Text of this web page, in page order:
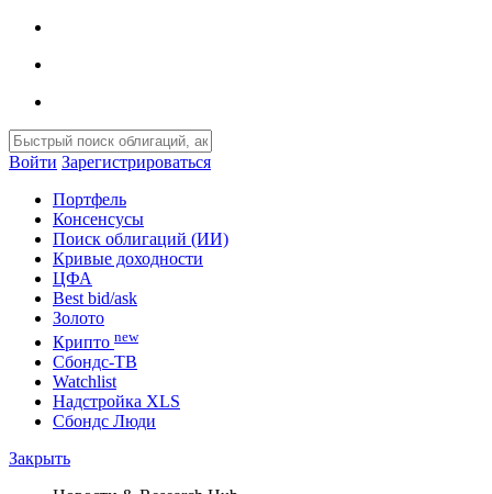
Войти Зарегистрироваться
Портфель
Консенсусы
Поиск облигаций (ИИ)
Кривые доходности
ЦФА
Best bid/ask
Золото
Крипто new
Сбондс-ТВ
Watchlist
Надстройка XLS
Сбондс Люди
Закрыть